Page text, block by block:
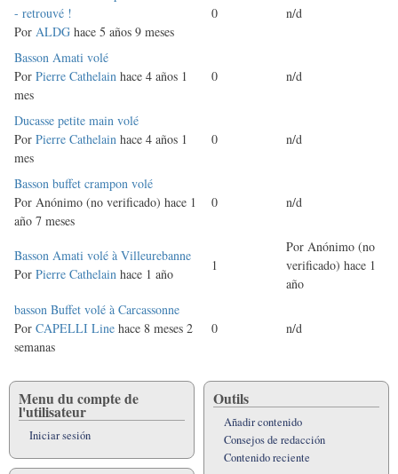
normal
- retrouvé !
Por ALDG hace 5 años 9 meses
0 n/d
Discusión
normal
Basson Amati volé
Por Pierre Cathelain hace 4 años 1
mes
0 n/d
Discusión
normal
Ducasse petite main volé
Por Pierre Cathelain hace 4 años 1
mes
0 n/d
Discusión
normal
Basson buffet crampon volé
Por Anónimo (no verificado) hace 1
año 7 meses
0 n/d
Discusión
normal
Basson Amati volé à Villeurebanne
Por Pierre Cathelain hace 1 año
1
Por Anónimo (no
verificado) hace 1
año
Discusión
normal
basson Buffet volé à Carcassonne
Por CAPELLI Line hace 8 meses 2
semanas
0 n/d
Menu du compte de
l'utilisateur
Iniciar sesión
Outils
Añadir contenido
Consejos de redacción
Contenido reciente